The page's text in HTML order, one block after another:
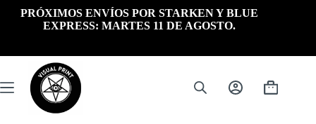
PRÓXIMOS ENVÍOS POR STARKEN Y BLUE
EXPRESS: MARTES 11 DE AGOSTO.
Carrito